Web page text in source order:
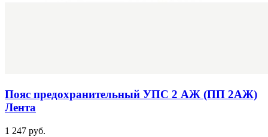
Пояс предохранительный УПС 2 АЖ (ПП 2АЖ)
Лента
1 247 руб.